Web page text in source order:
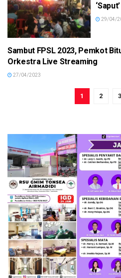
‘Saput’
29/04/
BITUNG
Sambut FPSL 2023, Pemkot
Orkestra Live Streaming
27/04/2023
1 2 3